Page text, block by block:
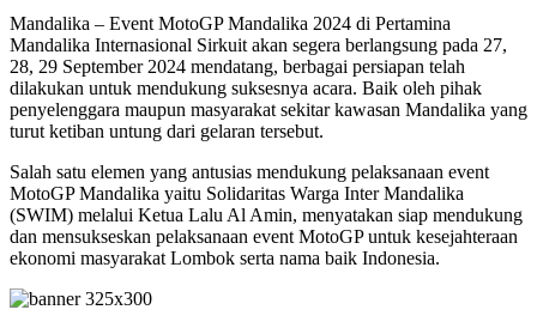
Mandalika – Event MotoGP Mandalika 2024 di Pertamina
Mandalika Internasional Sirkuit akan segera berlangsung pada 27,
28, 29 September 2024 mendatang, berbagai persiapan telah
dilakukan untuk mendukung suksesnya acara. Baik oleh pihak
penyelenggara maupun masyarakat sekitar kawasan Mandalika yang
turut ketiban untung dari gelaran tersebut.
Salah satu elemen yang antusias mendukung pelaksanaan event
MotoGP Mandalika yaitu Solidaritas Warga Inter Mandalika
(SWIM) melalui Ketua Lalu Al Amin, menyatakan siap mendukung
dan mensukseskan pelaksanaan event MotoGP untuk kesejahteraan
ekonomi masyarakat Lombok serta nama baik Indonesia.